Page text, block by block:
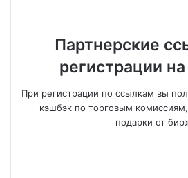
Партнерские
регистрации
При регистрации по ссылкам вы
кэшбэк по торговым
подарки от